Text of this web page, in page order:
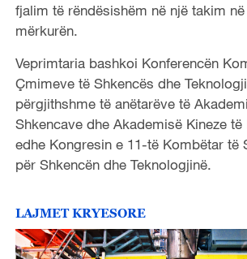
fjalim të rëndësishëm në një takim
mërkurën.
Veprimtaria bashkoi Konferencën
Çmimeve të Shkencës dhe
përgjithshme të anëtarëve të
Shkencave dhe Akademisë Kineze
edhe Kongresin e 11-të Kombëtar të
për Shkencën dhe Teknologjinë.
LAJMET KRYESORE